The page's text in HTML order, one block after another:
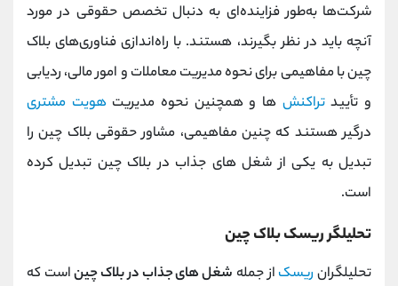
شرکت‌ها به‌طور فزاینده‌ای به دنبال تخصص حقوقی در مورد
آنچه باید در نظر بگیرند، هستند. با راه‌اندازی فناوری‌های بلاک
چین با مفاهیمی برای نحوه مدیریت معاملات و امور مالی، ردیابی
و تأییدتراکنش‌ ها و همچنین نحوه مدیریتهویت مشتری
درگیر هستند که چنین مفاهیمی، مشاور حقوقی بلاک چین را
تبدیل به یکی از شغل های جذاب در بلاک چین تبدیل کرده
است.
تحلیلگر ریسک بلاک چین
تحلیلگران ریسک از جمله شغل های جذاب در بلاک چیناست که